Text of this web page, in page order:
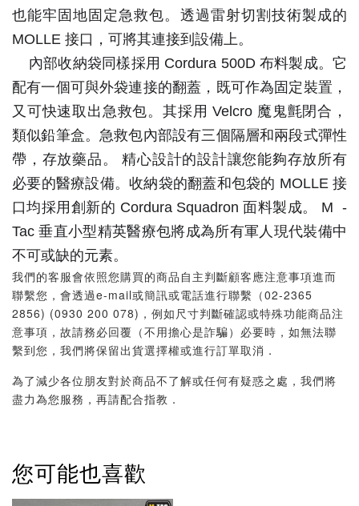
也能牢固地固定急救包。透過雷射切割技術製成的
MOLLE 接口，可將其連接到設備上。
內部收納袋同樣採用 Cordura 500D 布料製成。它
配有一個可與外袋連接的翻蓋，既可作為固定裝置，
又可快速取出急救包。其採用 Velcro 魔鬼氈閉合，
類似鉛筆盒。急救包內部設有三個隔層和兩段式彈性
帶，存放藥品。精心設計的設計讓您能夠存放所有
必要的醫療設備。收納袋的翻蓋和包袋的 MOLLE 接
口均採用創新的 Cordura Squadron 面料製成。 M -
Tac 垂直小型精英醫療包將成為所有軍人現代裝備中
不可或缺的元素。
我們的客服會依照您購買的商品自主判斷顧客應注意事項進而
聯繫您，會透過e-mail或簡訊或電話進行聯繫（02-2365
2856) (0930 200 078)，例如尺寸判斷確認或特殊功能商品注
意事項，故請務必回覆（不用擔心是詐騙）必要時，如無法聯
繫到您，我們將保留出貨選擇權或進行訂單取消．
為了減少各位朋友對於商品不了解或任何有疑惑之處，我們將
盡力為您服務，再請配合指教．
您可能也喜歡